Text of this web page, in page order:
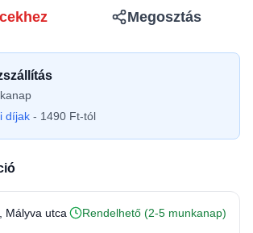
Megosztás
díjak - 1490 Ft-tól
, Mályva utca
Rendelhető (2-5 munkanap)